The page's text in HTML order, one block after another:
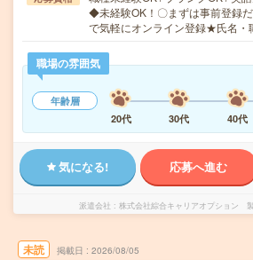
◆未経験OK！〇まずは事前登録
で気軽にオンライン登録★氏名
職場の雰囲気
年齢層
20代
30代 40代
気になる! 応募へ進む
派遣会社 株式会社綜合キャリアオプション 製
未読 掲載日 2026/08/05